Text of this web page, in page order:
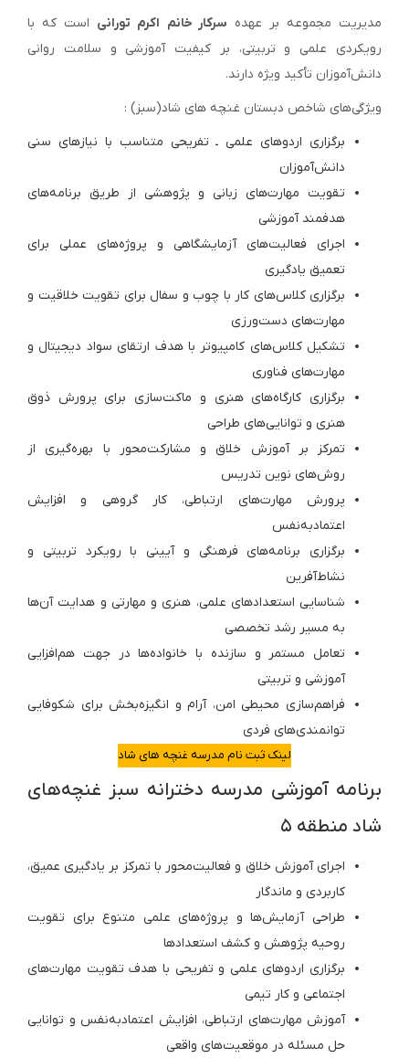
مدیریت مجموعه بر عهده سرکار خانم اکرم تورانی است که با
رویکردی علمی و تربیتی، بر کیفیت آموزشی و سلامت روانی
دانش‌آموزان تأکید ویژه دارند.
ویژگی‌های شاخص دبستان غنچه های شاد(سبز) :
برگزاری اردوهای علمی ـ تفریحی متناسب با نیازهای سنی
دانش‌آموزان
تقویت مهارت‌های زبانی و پژوهشی از طریق برنامه‌های
هدفمند آموزشی
اجرای فعالیت‌های آزمایشگاهی و پروژه‌های عملی برای
تعمیق یادگیری
برگزاری کلاس‌های کار با چوب و سفال برای تقویت خلاقیت و
مهارت‌های دست‌ورزی
تشکیل کلاس‌های کامپیوتر با هدف ارتقای سواد دیجیتال و
مهارت‌های فناوری
برگزاری کارگاه‌های هنری و ماکت‌سازی برای پرورش ذوق
هنری و توانایی‌های طراحی
تمرکز بر آموزش خلاق و مشارکت‌محور با بهره‌گیری از
روش‌های نوین تدریس
پرورش مهارت‌های ارتباطی، کار گروهی و افزایش
اعتمادبه‌نفس
برگزاری برنامه‌های فرهنگی و آیینی با رویکرد تربیتی و
نشاط‌آفرین
شناسایی استعدادهای علمی، هنری و مهارتی و هدایت آن‌ها
به مسیر رشد تخصصی
تعامل مستمر و سازنده با خانواده‌ها در جهت هم‌افزایی
آموزشی و تربیتی
فراهم‌سازی محیطی امن، آرام و انگیزه‌بخش برای شکوفایی
توانمندی‌های فردی
لینک ثبت نام مدرسه غنچه های شاد
برنامه آموزشی مدرسه دخترانه سبز غنچه‌های
شاد منطقه ۵
اجرای آموزش خلاق و فعالیت‌محور با تمرکز بر یادگیری عمیق،
کاربردی و ماندگار
طراحی آزمایش‌ها و پروژه‌های علمی متنوع برای تقویت
روحیه پژوهش و کشف استعدادها
برگزاری اردوهای علمی و تفریحی با هدف تقویت مهارت‌های
اجتماعی و کار تیمی
آموزش مهارت‌های ارتباطی، افزایش اعتمادبه‌نفس و توانایی
حل مسئله در موقعیت‌های واقعی